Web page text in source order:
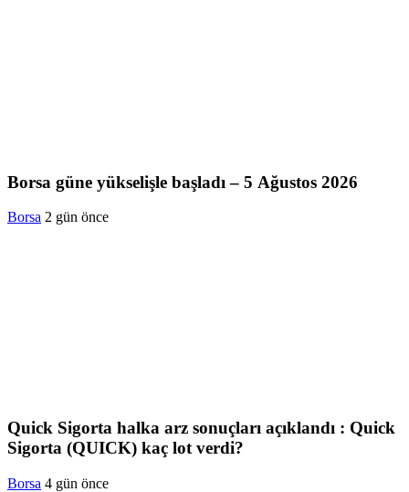
Borsa güne yükselişle başladı – 5 Ağustos 2026
Borsa 2 gün önce
Quick Sigorta halka arz sonuçları açıklandı : Quick
Sigorta (QUICK) kaç lot verdi?
Borsa 4 gün önce